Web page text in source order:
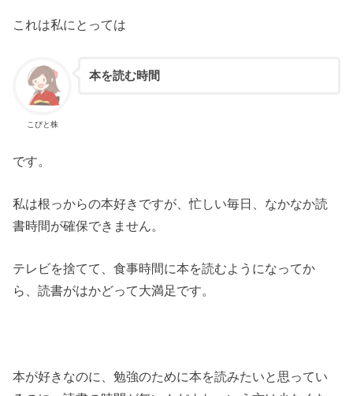
これは私にとっては
こびと株
本を読む時間
です。
私は根っからの本好きですが、忙しい毎日、なかなか読
書時間が確保できません。
テレビを捨てて、食事時間に本を読むようになってか
ら、読書がはかどって大満足です。
本が好きなのに、勉強のために本を読みたいと思ってい